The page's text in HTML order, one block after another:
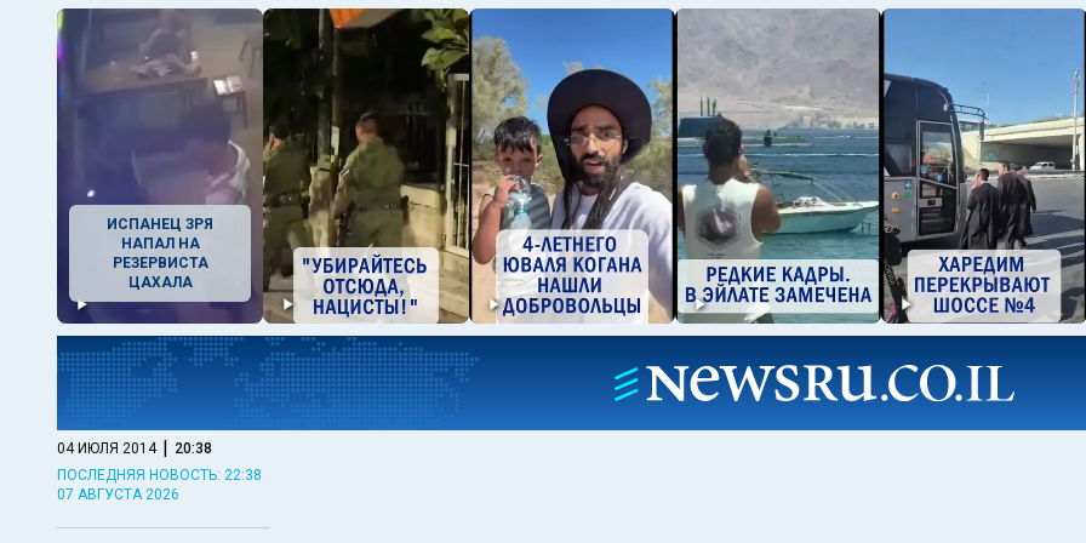
ИСПАНЕЦ ЗРЯ
НАПАЛ НА
РЕЗЕРВИСТА
ЦАХАЛА
04 ИЮЛЯ 2014 | 20:38
ПОСЛЕДНЯЯ НОВОСТЬ: 22:38
07 АВГУСТА 2026